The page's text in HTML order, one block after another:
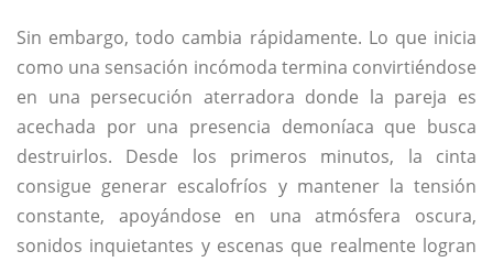
Sin embargo, todo cambia rápidamente. Lo que inicia
como una sensación incómoda termina convirtiéndose
en una persecución aterradora donde la pareja es
acechada por una presencia demoníaca que busca
destruirlos. Desde los primeros minutos, la cinta
consigue generar escalofríos y mantener la tensión
constante, apoyándose en una atmósfera oscura,
sonidos inquietantes y escenas que realmente logran